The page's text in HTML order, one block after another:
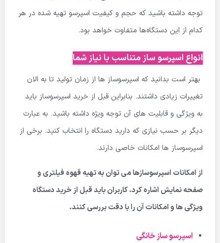
توجه داشته باشید که حجم و کیفیت اسپرسو تهیه شده در هر
کدام از این دستگاه‌ها متفاوت خواهد بود.
انواع اسپرسو ساز متناسب با نیاز شما
بهتر است بدانید که اسپرسوساز ها از زمان تولید تا به الان
تغییرات زیادی داشتند. بنابراین قبل از خرید اسپرسوساز باید
به ویژگی و قابلیت های آن توجه ویژه داشته باشید. به عبارت
دیگر بر حسب نیازی که دارید دستگاه را انتخاب کنید. برخی از
اسپرسوساز ها امکانات خاصی دارند.
از امکانات اسپرسوسازها می توان به تهیه قهوه فیلتری و
صفحه نمایش اشاره کرد. کاربران باید قبل از خرید دستگاه
ویژگی ها و امکانات آن را با دقت بررسی کنند.
اسپرسو ساز خانگی